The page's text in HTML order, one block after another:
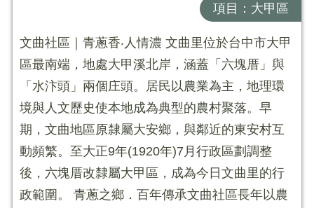
項目：大甲區
文曲社區｜青蔥香‧人情濃 文曲里位於台中市大甲
區最南端，地處大甲溪北岸，涵蓋「六塊厝」與
「水汴頭」兩個庄頭。居民以農業為主，地理環
境與人文歷史使本地成為典型的農村聚落。早
期，文曲地區原隸屬大安鄉，與鄰近的東安村互
動頻繁。至大正9年(1920年)7月行政區劃調整
後，六塊厝改隸屬大甲區，成為今日文曲里的行
政範圍。 青蔥之鄉．百年傳承文曲社區長年以農